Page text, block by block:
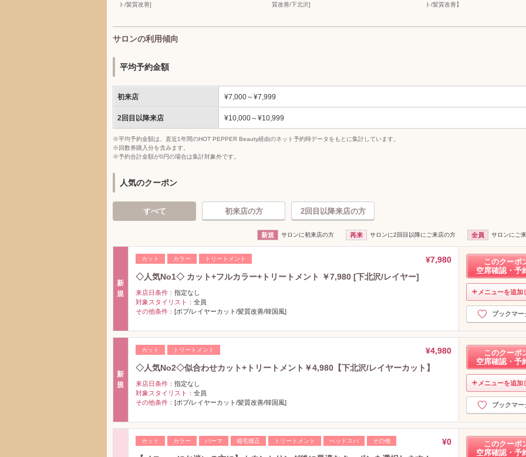
ト/髪質改善]
質改善/下北沢]
ト/髪質改善】
サロンの利用傾向
平均予約金額
初来店 ¥7,000～¥7,999
2回目以降来店 ¥10,000～¥10,999
※平均予約金額は、直近1年間のHOT PEPPER Beauty経由のネット予約時データをもとに集計しています。
※回数券購入分を含みます。
※予約合計金額が0円の場合は集計対象外です。
人気のクーポン
すべて 初来店の方 2回目以降来店の方
新規 サロンに初来店の方 再来 サロンに2回目以降にご来店の方 全員 サロンにご
新
規
カット カラー トリートメント
¥7,980
◇人気No1◇ カット+フルカラー+トリートメント ￥7,980 [下北沢/レイヤー]
来店日条件： 指定なし
対象スタイリスト： 全員
その他条件： [ボブ/レイヤーカット/髪質改善/韓国風]
このクーポ
空席確認・予
メニューを追加
ブックマー
新
規
カット トリートメント
¥4,980
◇人気No2◇似合わせカット+トリートメント￥4,980【下北沢/レイヤーカット】
来店日条件： 指定なし
対象スタイリスト： 全員
その他条件： [ボブ/レイヤーカット/髪質改善/韓国風]
このクーポ
空席確認・予
メニューを追加
ブックマー
カット カラー パーマ 縮毛矯正 トリートメント ヘッドスパ その他
¥0
このクーポ
空席確認・予